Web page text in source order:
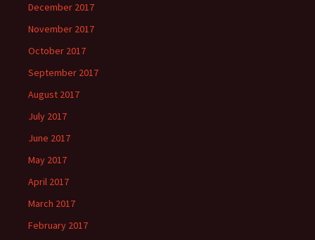
December 2017
November 2017
October 2017
September 2017
August 2017
July 2017
June 2017
May 2017
April 2017
March 2017
February 2017